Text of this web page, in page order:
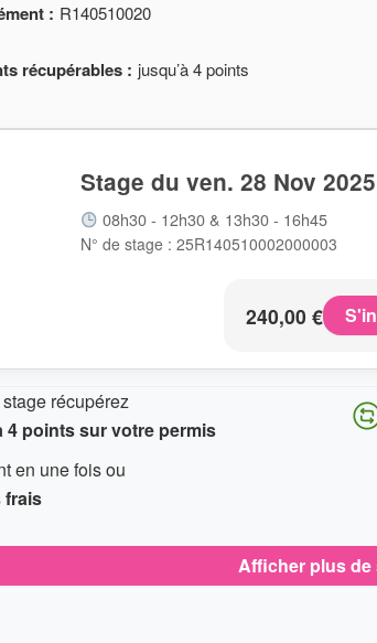
: R140510020
récupérables : jusqu’à 4 points
Stage du ven. 28 Nov
08h30 - 12h30 & 13h30 - 16h45
N° de stage : 25R140510002000003
240,00 €
récupérez
4 points sur votre permis
en une fois ou
frais
Afficher plus de